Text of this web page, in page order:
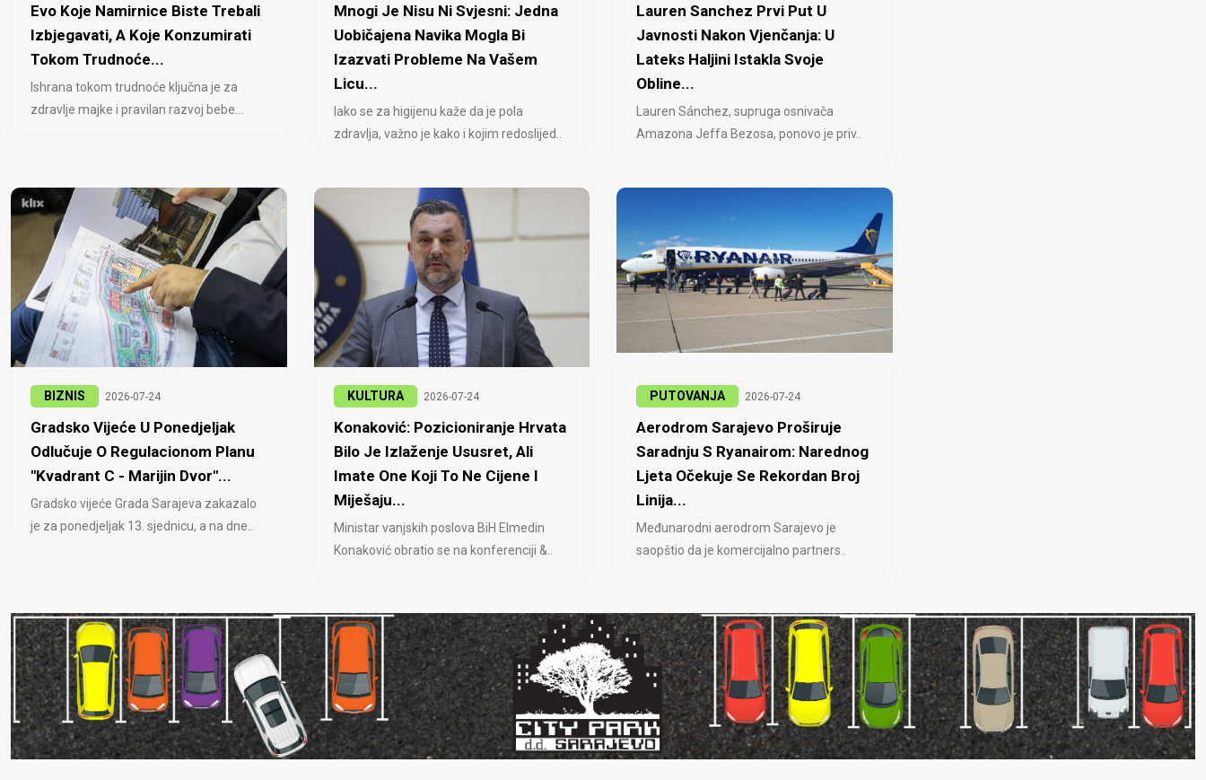
Evo Koje Namirnice Biste Trebali
Izbjegavati, A Koje Konzumirati
Tokom Trudnoće...
Ishrana tokom trudnoće ključna je za
zdravlje majke i pravilan razvoj bebe...
Mnogi Je Nisu Ni Svjesni: Jedna
Uobičajena Navika Mogla Bi
Izazvati Probleme Na Vašem
Licu...
Iako se za higijenu kaže da je pola
zdravlja, važno je kako i kojim redoslijed..
Lauren Sanchez Prvi Put U
Javnosti Nakon Vjenčanja: U
Lateks Haljini Istakla Svoje
Obline...
Lauren Sánchez, supruga osnivača
Amazona Jeffa Bezosa, ponovo je priv..
BIZNIS 2026-07-24
Gradsko Vijeće U Ponedjeljak
Odlučuje O Regulacionom Planu
"Kvadrant C - Marijin Dvor"...
Gradsko vijeće Grada Sarajeva zakazalo
je za ponedjeljak 13. sjednicu, a na dne..
KULTURA 2026-07-24
Konaković: Pozicioniranje Hrvata
Bilo Je Izlaženje Ususret, Ali
Imate One Koji To Ne Cijene I
Miješaju...
Ministar vanjskih poslova BiH Elmedin
Konaković obratio se na konferenciji &..
PUTOVANJA 2026-07-24
Aerodrom Sarajevo Proširuje
Saradnju S Ryanairom: Narednog
Ljeta Očekuje Se Rekordan Broj
Linija...
Međunarodni aerodrom Sarajevo je
saopštio da je komercijalno partners..